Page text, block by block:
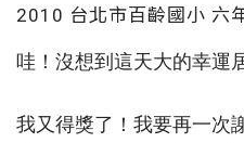
2010 台北市百齡國小 六
哇！沒想到這天大的幸運
我又得獎了！我要再一次